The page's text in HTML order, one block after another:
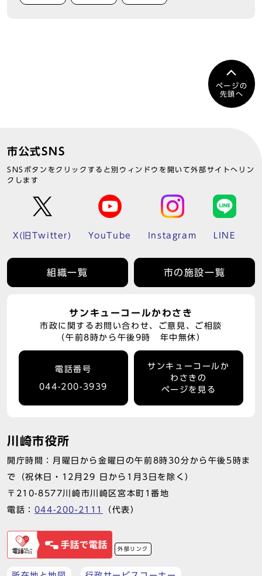
ページの
先頭へ
市公式SNS
SNSボタンをクリックすると別ウィンドウを開いて外部サイトへリン
クします
X(旧Twitter) YouTube Instagram LINE
組織一覧 市の施設一覧
サンキューコールかわさき
市政に関するお問い合わせ、ご意見、ご相談
（午前8時から午後9時 年中無休）
電話番号
044-200-3939
サンキューコールか
わさきの
ページを見る
川崎市役所
開庁時間：月曜日から金曜日の午前8時30分から午後5時ま
で（祝休日・12月29 日から1月3日を除く）
〒210-8577川崎市川崎区宮本町1番地
電話： 044-200-2111 （代表）
外部リンク